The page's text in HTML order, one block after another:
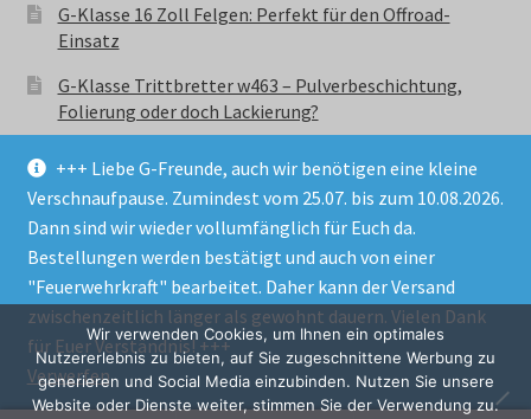
+++ Liebe G-Freunde, auch wir benötigen eine kleine
Verschnaufpause. Zumindest vom 25.07. bis zum 10.08.2026.
Dann sind wir wieder vollumfänglich für Euch da.
Bestellungen werden bestätigt und auch von einer
"Feuerwehrkraft" bearbeitet. Daher kann der Versand
zwischenzeitlich länger als gewohnt dauern. Vielen Dank
für Euer Verständnis! +++
Verwerfen
G-Klasse 16 Zoll Felgen: Perfekt für den Offroad-
Einsatz
G-Klasse Trittbretter w463 – Pulverbeschichtung,
Folierung oder doch Lackierung?
© GParts24 - G-Klasse w463 Trittbretter, Felgen,
Ersatzteile & Zubebehör.
Datenschutzerklärung
Alle Preise inkl. der gesetzlichen MwSt.
Wir verwenden Cookies, um Ihnen ein optimales
Nutzererlebnis zu bieten, auf Sie zugeschnittene Werbung zu
generieren und Social Media einzubinden. Nutzen Sie unsere
Website oder Dienste weiter, stimmen Sie der Verwendung zu.